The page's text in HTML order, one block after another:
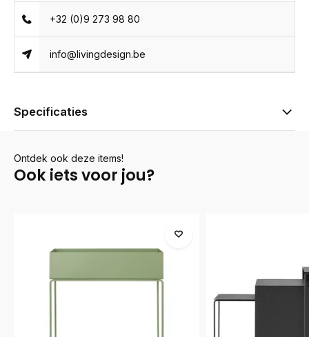
+32 (0)9 273 98 80
info@livingdesign.be
Specificaties
Ontdek ook deze items!
Ook iets voor jou?